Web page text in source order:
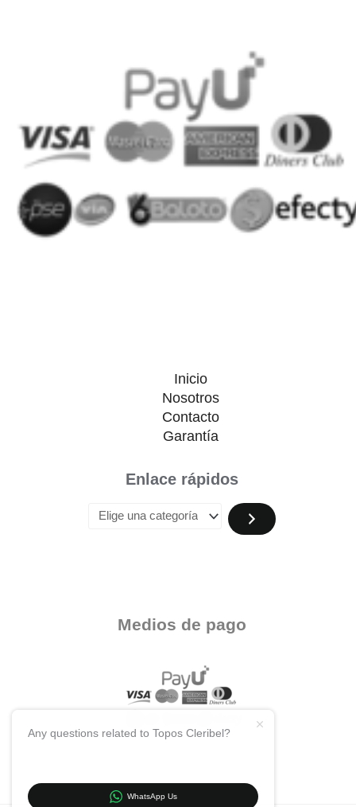
Inicio
Nosotros
Contacto
Garantía
Enlace rápidos
Medios de pago
Any questions related to Topos Cleribel?
WhatsApp Us